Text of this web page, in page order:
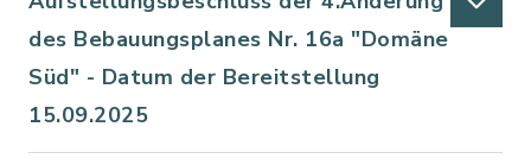
des Bebauungsplanes Nr. 16a "Domäne
Süd" - Datum der Bereitstellung
15.09.2025